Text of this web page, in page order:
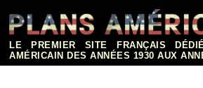
contenu
LE PREMIER SITE FRANÇAIS
AMÉRICAIN DES ANNÉES 1930 AUX